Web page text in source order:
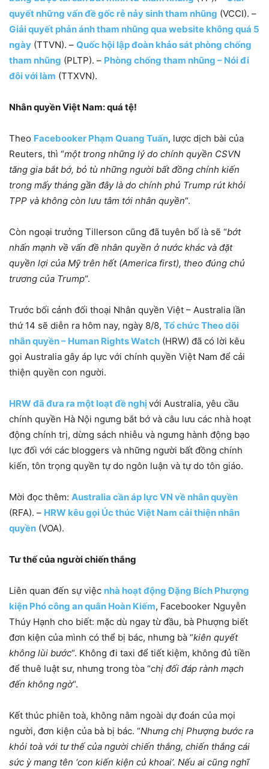
quyết những vấn đề gốc rễ nảy sinh tham nhũng (VCCI). –
Giải quyết phản ánh tham nhũng qua website không quá 5
ngày (TTVN). – Quốc hội lập đoàn khảo sát phòng chống
tham nhũng (PLTP). – Phòng chống tham nhũng – Nói đi
đôi với làm (TTXVN).
Nhân quyền Việt Nam: quá tệ!
Theo Facebooker Phạm Quang Tuấn, lược dịch bài của
Reuters, thì “một trong những lý do chính quyền CSVN
tăng gia bắt bớ, bỏ tù những người bất đồng chính kiến
trong mấy tháng gần đây là do chính phủ Trump rút khỏi
TPP và không còn lưu tâm tới nhân quyền“.
Còn ngoại trưởng Tillerson cũng đã tuyên bố là sẽ “bớt
nhấn mạnh về vấn đề nhân quyền ở nước khác và đặt
quyền lợi của Mỹ trên hết (America first), theo đúng chủ
trương của Trump“.
Trước bối cảnh đối thoại Nhân quyền Việt – Australia lần
thứ 14 sẽ diễn ra hôm nay, ngày 8/8, Tổ chức Theo dõi
nhân quyền – Human Rights Watch (HRW) đã có lời kêu
gọi Australia gây áp lực với chính quyền Việt Nam để cải
thiện quyền con người.
HRW đã đưa ra một loạt đề nghịvới Australia, yêu cầu
chính quyền Hà Nội ngưng bắt bớ và câu lưu các nhà hoạt
động chính trị, dừng sách nhiễu và ngưng hành động bạo
lực đối với các bloggers và những người bất đồng chính
kiến, tôn trọng quyền tự do ngôn luận và tự do tôn giáo.
Mời đọc thêm: Australia cần áp lực VN về nhân quyền
(RFA). – HRW kêu gọi Úc thúc Việt Nam cải thiện nhân
quyền (VOA).
Tư thế của người chiến thắng
Liên quan đến sự việc nhà hoạt động Đặng Bích Phượng
kiện Phó công an quân Hoàn Kiếm, Facebooker Nguyễn
Thúy Hạnh cho biết: mặc dù ngay từ đầu, bà Phượng biết
đơn kiện của mình có thể bị bác, nhưng bà “kiên quyết
không lùi bước“. Không đi taxi để tiết kiệm, không đủ tiền
để thuê luật sư, nhưng trong tòa “chị đối đáp rành mạch
đến không ngờ“.
Kết thúc phiên toà, không nằm ngoài dự đoán của mọi
người, đơn kiện của bà bị bác. “Nhưng chị Phượng bước ra
khỏi toà với tư thế của người chiến thắng, chiến thắng cái
sức ỳ mang tên ‘con kiến kiện củ khoai’. Nếu ai cũng nghĩ